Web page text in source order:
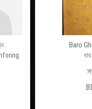
Baro